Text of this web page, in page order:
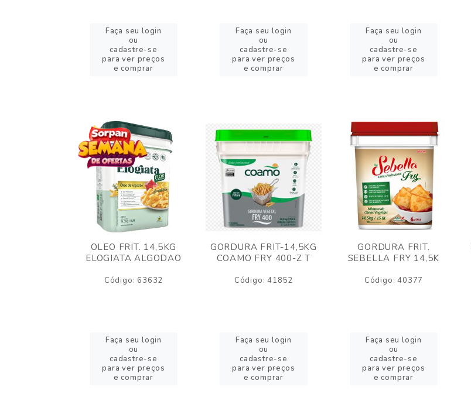
Faça seu login
ou
cadastre-se
para ver preços
e comprar
Faça seu login
ou
cadastre-se
para ver preços
e comprar
Faça seu login
ou
cadastre-se
para ver preços
e comprar
OLEO FRIT. 14,5KG
ELOGIATA ALGODAO
Código: 63632
Faça seu login
ou
cadastre-se
para ver preços
e comprar
GORDURA FRIT-14,5KG
COAMO FRY 400-Z T
Código: 41852
Faça seu login
ou
cadastre-se
para ver preços
e comprar
GORDURA FRIT.
SEBELLA FRY 14,5K
Código: 40377
Faça seu login
ou
cadastre-se
para ver preços
e comprar